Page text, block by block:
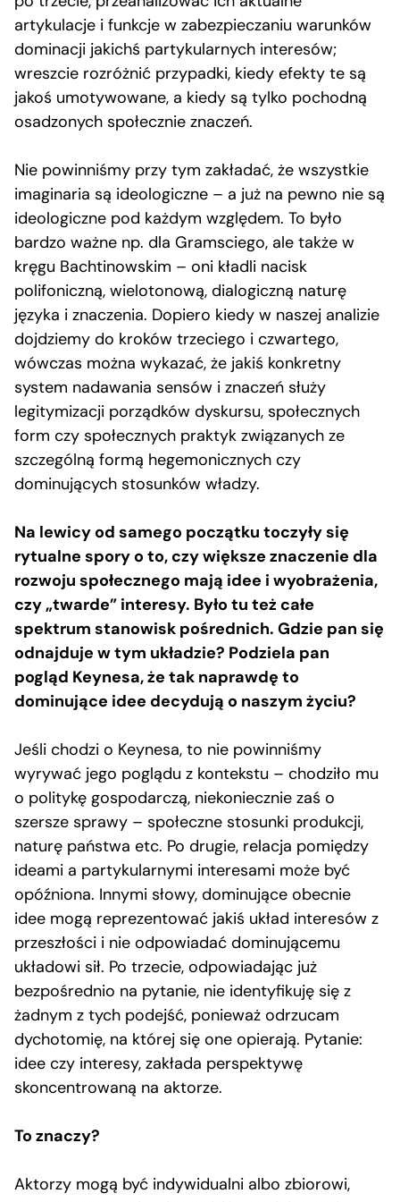
artykulacje i funkcje w zabezpieczaniu warunków
dominacji jakichś partykularnych interesów;
wreszcie rozróżnić przypadki, kiedy efekty te są
jakoś umotywowane, a kiedy są tylko pochodną
osadzonych społecznie znaczeń.
Nie powinniśmy przy tym zakładać, że wszystkie
imaginaria są ideologiczne – a już na pewno nie są
ideologiczne pod każdym względem. To było
bardzo ważne np. dla Gramsciego, ale także w
kręgu Bachtinowskim – oni kładli nacisk
polifoniczną, wielotonową, dialogiczną naturę
języka i znaczenia. Dopiero kiedy w naszej analizie
dojdziemy do kroków trzeciego i czwartego,
wówczas można wykazać, że jakiś konkretny
system nadawania sensów i znaczeń służy
legitymizacji porządków dyskursu, społecznych
form czy społecznych praktyk związanych ze
szczególną formą hegemonicznych czy
dominujących stosunków władzy.
Na lewicy od samego początku toczyły się
rytualne spory o to, czy większe znaczenie dla
rozwoju społecznego mają idee i wyobrażenia,
czy „twarde” interesy. Było tu też całe
spektrum stanowisk pośrednich. Gdzie pan się
odnajduje w tym układzie? Podziela pan
pogląd Keynesa, że tak naprawdę to
dominujące idee decydują o naszym życiu?
Jeśli chodzi o Keynesa, to nie powinniśmy
wyrywać jego poglądu z kontekstu – chodziło mu
o politykę gospodarczą, niekoniecznie zaś o
szersze sprawy – społeczne stosunki produkcji,
naturę państwa etc. Po drugie, relacja pomiędzy
ideami a partykularnymi interesami może być
opóźniona. Innymi słowy, dominujące obecnie
idee mogą reprezentować jakiś układ interesów z
przeszłości i nie odpowiadać dominującemu
układowi sił. Po trzecie, odpowiadając już
bezpośrednio na pytanie, nie identyfikuję się z
żadnym z tych podejść, ponieważ odrzucam
dychotomię, na której się one opierają. Pytanie:
idee czy interesy, zakłada perspektywę
skoncentrowaną na aktorze.
To znaczy?
Aktorzy mogą być indywidualni albo zbiorowi,